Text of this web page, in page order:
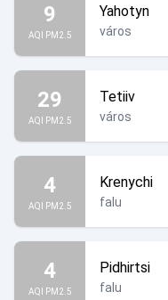
9
AQI PM2.5
Yahotyn
város
29
AQI PM2.5
Tetiiv
város
4
AQI PM2.5
Krenychi
falu
4
AQI PM2.5
Pidhirtsi
falu